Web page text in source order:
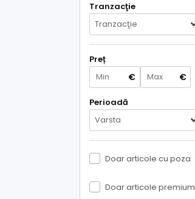
Tranzacţie
Tranzacţie
Preț
€ €
Perioadă
Varsta
Doar articole cu poza
Doar articole premium